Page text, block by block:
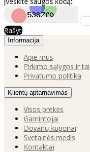
Rašyti
Informacija
Apie mus
Pirkimo sąlygos ir
Privatumo politika
Klientų aptarnavimas
Visos prekės
Gamintojai
Dovanų kuponai
Svetainės medis
Kontaktai